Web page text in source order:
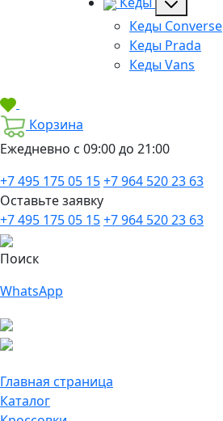
Кеды Converse
Кеды Prada
Кеды Vans
Корзина
Ежедневно с 09:00 до 21:00
+7 495 175 05 15+7 964 520 23 63
Оставьте заявку
+7 495 175 05 15+7 964 520 23 63
Поиск
WhatsApp
Главная страница
Каталог